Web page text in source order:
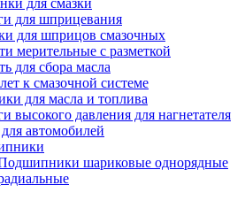
для смазки
для шприцевания
для шприцов смазочных
мерительные с разметкой
для сбора масла
к смазочной системе
для масла и топлива
высокого давления для нагнетателя
автомобилей
шариковые однорядные